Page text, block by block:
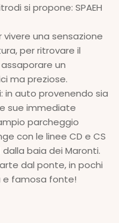
si propone: SPAEH
vivere una sensazione
per ritrovare il
un
ma preziose.
in auto provenendo sia
sue immediate
parcheggio
con le linee CD e CS
baia dei Maronti.
dal ponte, in pochi
e famosa fonte!